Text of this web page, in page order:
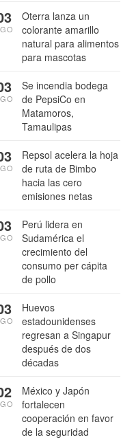
Oterra lanza un
colorante amarillo
natural para alimentos
para mascotas
Se incendia bodega
de PepsiCo en
Matamoros,
Tamaulipas
Repsol acelera la hoja
de ruta de Bimbo
hacia las cero
emisiones netas
Perú lidera en
Sudamérica el
crecimiento del
consumo per cápita
de pollo
Huevos
estadounidenses
regresan a Singapur
después de dos
décadas
México y Japón
fortalecen
cooperación en favor
de la seguridad